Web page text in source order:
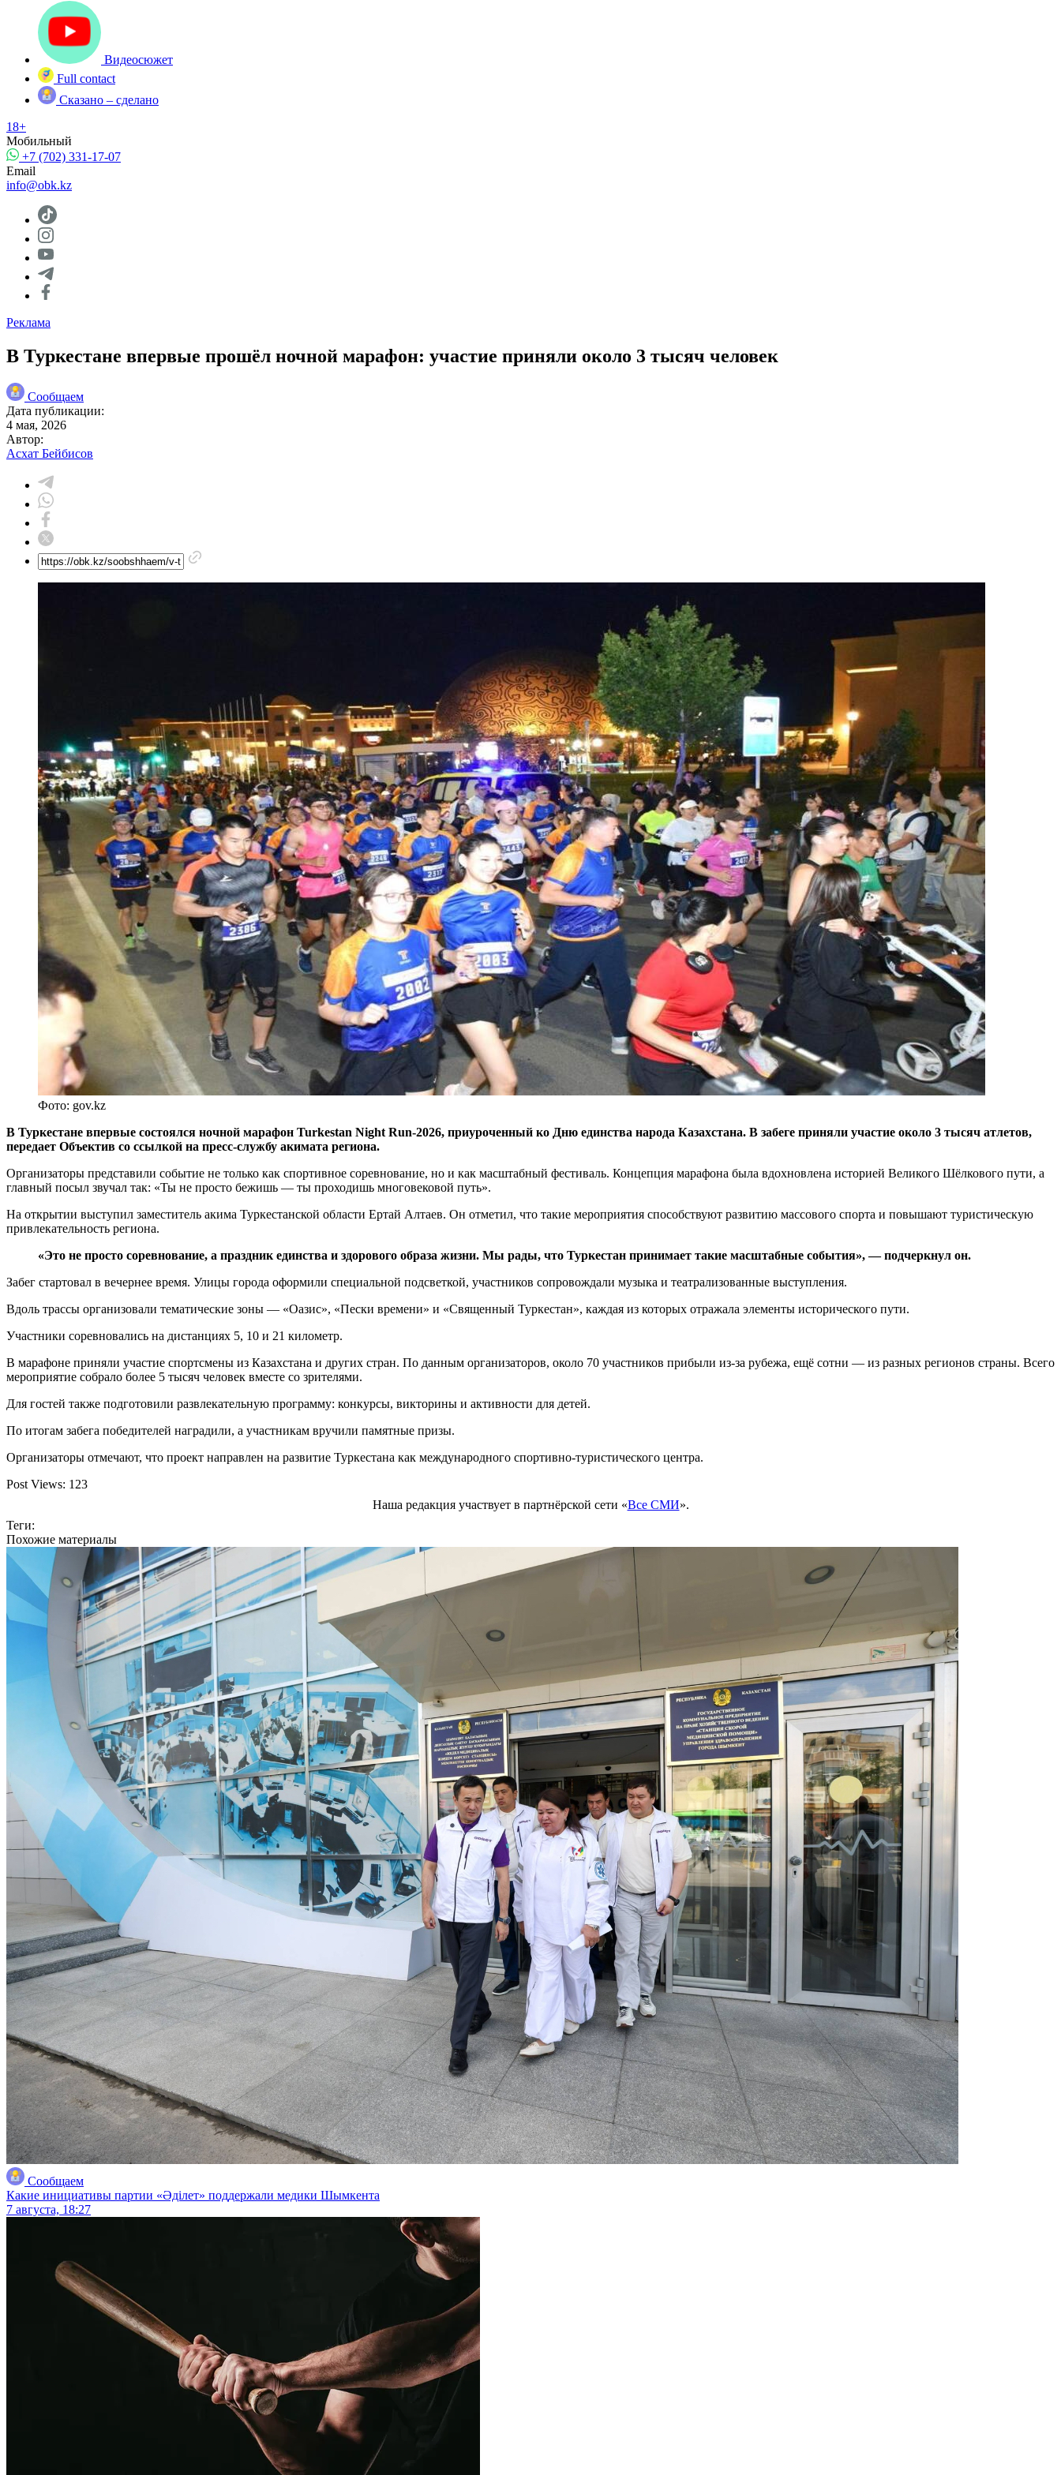
Видеосюжет
Full contact
Сказано – сделано
18+
Мобильный
+7 (702) 331-17-07
Email
info@obk.kz
Реклама
В Туркестане впервые прошёл ночной марафон: участие приняли около 3 тысяч человек
Сообщаем
Дата публикации:
4 мая, 2026
Автор:
Асхат Бейбисов
Фото: gov.kz
В Туркестане впервые состоялся ночной марафон Turkestan Night Run-2026, приуроченный ко Дню единства народа Казахстана. В забеге приняли участие около 3 тысяч атлетов,
передает Объектив со ссылкой на пресс-службу акимата региона.
Организаторы представили событие не только как спортивное соревнование, но и как масштабный фестиваль. Концепция марафона была вдохновлена историей Великого Шёлкового пути, а
главный посыл звучал так: «Ты не просто бежишь — ты проходишь многовековой путь».
На открытии выступил заместитель акима Туркестанской области Ертай Алтаев. Он отметил, что такие мероприятия способствуют развитию массового спорта и повышают туристическую
привлекательность региона.
«Это не просто соревнование, а праздник единства и здорового образа жизни. Мы рады, что Туркестан принимает такие масштабные события», — подчеркнул он.
Забег стартовал в вечернее время. Улицы города оформили специальной подсветкой, участников сопровождали музыка и театрализованные выступления.
Вдоль трассы организовали тематические зоны — «Оазис», «Пески времени» и «Священный Туркестан», каждая из которых отражала элементы исторического пути.
Участники соревновались на дистанциях 5, 10 и 21 километр.
В марафоне приняли участие спортсмены из Казахстана и других стран. По данным организаторов, около 70 участников прибыли из-за рубежа, ещё сотни — из разных регионов страны. Всего
мероприятие собрало более 5 тысяч человек вместе со зрителями.
Для гостей также подготовили развлекательную программу: конкурсы, викторины и активности для детей.
По итогам забега победителей наградили, а участникам вручили памятные призы.
Организаторы отмечают, что проект направлен на развитие Туркестана как международного спортивно-туристического центра.
Post Views: 123
Наша редакция участвует в партнёрской сети «Все СМИ».
Теги:
Похожие материалы
Сообщаем
Какие инициативы партии «Әділет» поддержали медики Шымкента
7 августа, 18:27